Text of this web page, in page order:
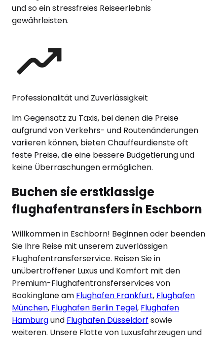
und so ein stressfreies Reiseerlebnis
gewährleisten.
Professionalität und Zuverlässigkeit
Im Gegensatz zu Taxis, bei denen die Preise
aufgrund von Verkehrs- und Routenänderungen
variieren können, bieten Chauffeurdienste oft
feste Preise, die eine bessere Budgetierung und
keine Überraschungen ermöglichen.
Buchen sie erstklassige
flughafentransfers in Eschborn
Willkommen in Eschborn! Beginnen oder beenden
Sie Ihre Reise mit unserem zuverlässigen
Flughafentransferservice. Reisen Sie in
unübertroffener Luxus und Komfort mit den
Premium-Flughafentransferservices von
Bookinglane am Flughafen Frankfurt, Flughafen
München, Flughafen Berlin Tegel, Flughafen
Hamburgund Flughafen Düsseldorf sowie
weiteren. Unsere Flotte von Luxusfahrzeugen und